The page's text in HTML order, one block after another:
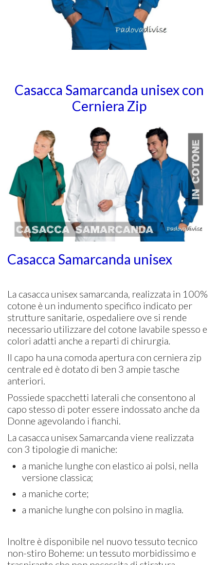
Casacca Samarcanda unisex con
Cerniera Zip
Casacca Samarcanda unisex
La casacca unisex samarcanda, realizzata in 100%
cotone è un indumento specifico indicato per
strutture sanitarie, ospedaliere ove si rende
necessario utilizzare del cotone lavabile spesso e
colori adatti anche a reparti di chirurgia.
Il capo ha una comoda apertura con cerniera zip
centrale ed è dotato di ben 3 ampie tasche
anteriori.
Possiede spacchetti laterali che consentono al
capo stesso di poter essere indossato anche da
Donne agevolando i fianchi.
La casacca unisex Samarcanda viene realizzata
con 3 tipologie di maniche:
a maniche lunghe con elastico ai polsi, nella
versione classica;
a maniche corte;
a maniche lunghe con polsino in maglia.
Inoltre è disponibile nel nuovo tessuto tecnico
non-stiro Boheme: un tessuto morbidissimo e